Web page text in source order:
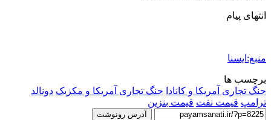
انتهای پیام
منبع:ایسنا
برچسب ها
جنگ تجاری آمریکا و کانادا جنگ تجاری آمریکا و مکزیک دونالد
ترامپ قيمت نفت قیمت بنزین
آدرس رونوشت